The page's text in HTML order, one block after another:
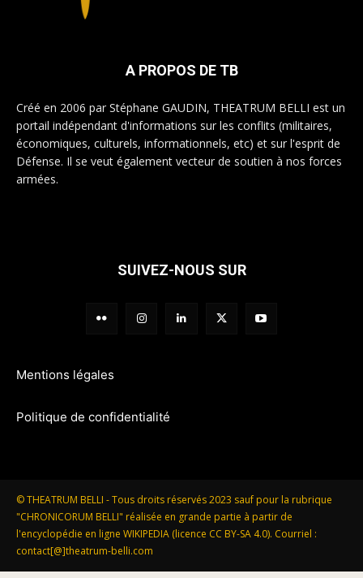
A PROPOS DE TB
Créé en 2006 par Stéphane GAUDIN, THEATRUM BELLI est un
portail indépendant d'informations sur les conflits (militaires,
économiques, culturels, informationnels, etc) et sur l'esprit de
Défense. Il se veut également vecteur de soutien à nos forces
armées.
SUIVEZ-NOUS SUR
Mentions légales
Politique de confidentialité
© THEATRUM BELLI - Tous droits réservés 2023 sauf pour la rubrique
"CHRONICORUM BELLI" réalisée en grande partie à partir de
l'encyclopédie en ligne WIKIPEDIA (licence CC BY-SA 4.0). Courriel :
contact[@]theatrum-belli.com